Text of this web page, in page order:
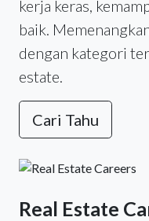
kerja keras,
baik.
dengan kategori
estate.
Cari Tahu
Real Estate